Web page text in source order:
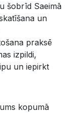
šobrīd Saeimā
un
praksē
izpildi,
un iepirkt
kopumā